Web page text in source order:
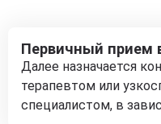
Первичный прием
Далее назначается
терапевтом или
специалистом, в